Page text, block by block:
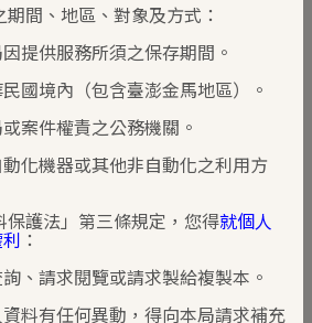
(except tax refund
you may have. Please fill in
and enter your comments
as soon as possible. Thank you!
間、地區、對象及方式：
供服務所須之保存期間。
境內（包含臺澎金馬地區）。
件權責之公務機關。
機器或其他非自動化之利用方
保護法」第三條規定，您得就個人
：
請求閱覽或請求製給複製本。
有任何異動，得向本局請求補充